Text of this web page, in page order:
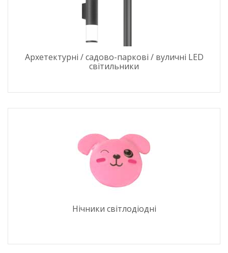
Архетектурні / садово-паркові / вуличні LED
світильники
Нічники світлодіодні